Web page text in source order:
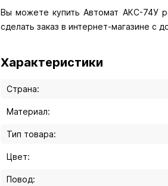
Вы можете купить Автомат АКС-74У
сделать заказ в интернет-магазине с
Характеристики
Страна:
Материал:
Тип товара:
Цвет:
Повод: